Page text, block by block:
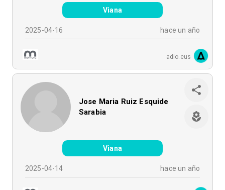
Viana
2025-04-16 hace un año
adio.eus
Jose Maria Ruiz Esquide
Sarabia
Viana
2025-04-14 hace un año